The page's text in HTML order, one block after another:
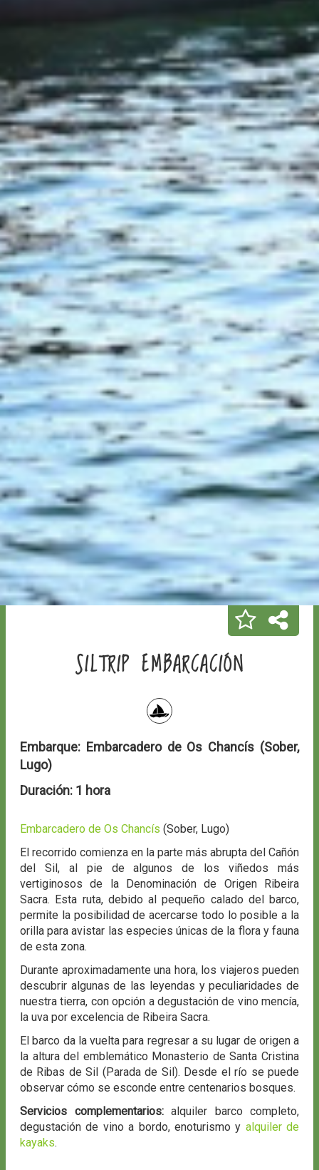
SILTRIP EMBARCACIÓN
Embarque: Embarcadero de Os Chancís (Sober,
Lugo)
Duración: 1 hora
Embarcadero de Os Chancís (Sober, Lugo)
El recorrido comienza en la parte más abrupta del Cañón
del Sil, al pie de algunos de los viñedos más
vertiginosos de la Denominación de Origen Ribeira
Sacra. Esta ruta, debido al pequeño calado del barco,
permite la posibilidad de acercarse todo lo posible a la
orilla para avistar las especies únicas de la flora y fauna
de esta zona.
Durante aproximadamente una hora, los viajeros pueden
descubrir algunas de las leyendas y peculiaridades de
nuestra tierra, con opción a degustación de vino mencía,
la uva por excelencia de Ribeira Sacra.
El barco da la vuelta para regresar a su lugar de origen a
la altura del emblemático Monasterio de Santa Cristina
de Ribas de Sil (Parada de Sil). Desde el río se puede
observar cómo se esconde entre centenarios bosques.
Servicios complementarios:alquiler barco completo,
degustación de vino a bordo, enoturismo y alquiler de
kayaks.